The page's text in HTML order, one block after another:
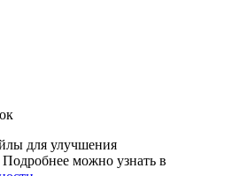
для улучшения
Подробнее можно узнать в